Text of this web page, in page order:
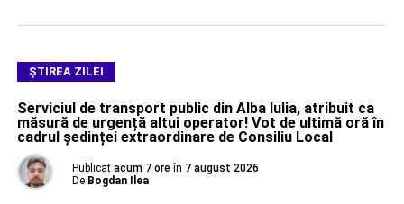
ŞTIREA ZILEI
Serviciul de transport public din Alba Iulia, atribuit ca
măsură de urgență altui operator! Vot de ultimă oră în
cadrul ședinței extraordinare de Consiliu Local
Publicat acum 7 ore în 7 august 2026
De Bogdan Ilea